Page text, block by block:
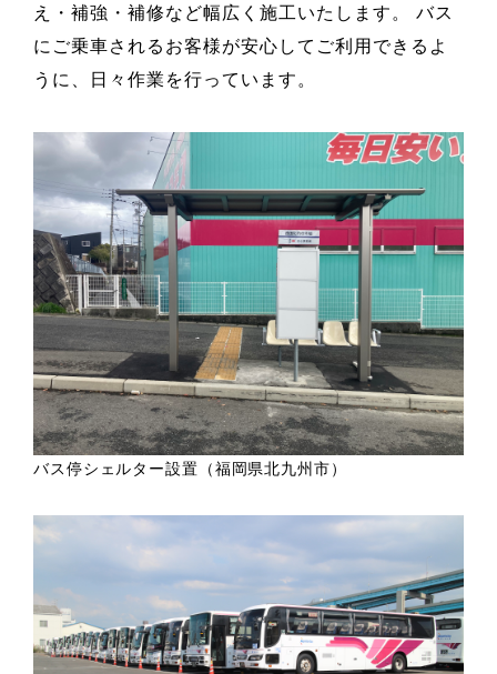
え・補強・補修など幅広く施工いたします。 バス
にご乗車されるお客様が安心してご利用できるよ
うに、日々作業を行っています。
バス停シェルター設置（福岡県北九州市）